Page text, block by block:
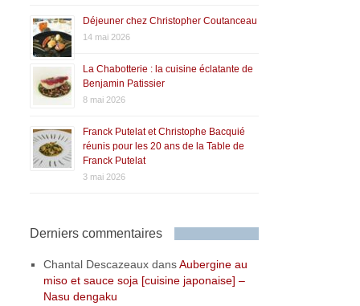
Déjeuner chez Christopher Coutanceau
14 mai 2026
La Chabotterie : la cuisine éclatante de
Benjamin Patissier
8 mai 2026
Franck Putelat et Christophe Bacquié
réunis pour les 20 ans de la Table de
Franck Putelat
3 mai 2026
Derniers commentaires
Chantal Descazeaux dansAubergine au
miso et sauce soja [cuisine japonaise] –
Nasu dengaku